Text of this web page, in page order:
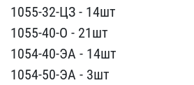
1055-32-ЦЗ - 14шт​
1055-40-О - 21шт
1054-4​0-ЭА - 14шт
1054-50-ЭА -​ 3шт